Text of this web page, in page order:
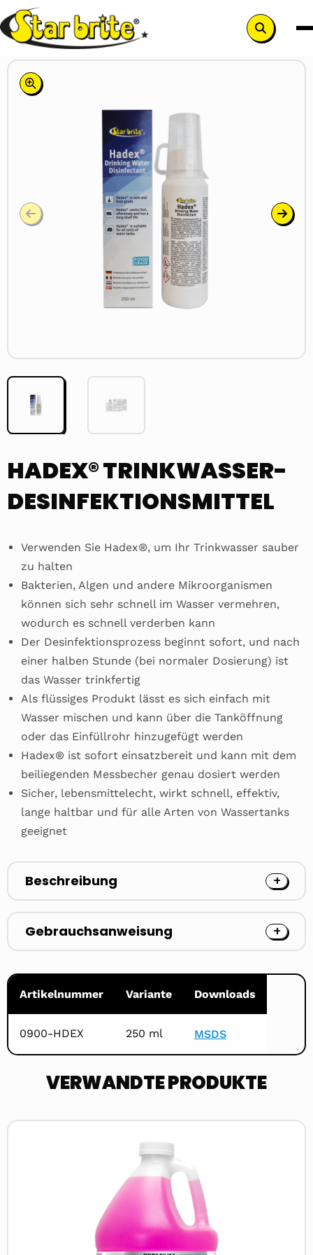
Search
button
HADEX® TRINKWASSER-
DESINFEKTIONSMITTEL
Verwenden Sie Hadex®, um Ihr Trinkwasser sauber
zu halten
Bakterien, Algen und andere Mikroorganismen
können sich sehr schnell im Wasser vermehren,
wodurch es schnell verderben kann
Der Desinfektionsprozess beginnt sofort, und nach
einer halben Stunde (bei normaler Dosierung) ist
das Wasser trinkfertig
Als flüssiges Produkt lässt es sich einfach mit
Wasser mischen und kann über die Tanköffnung
oder das Einfüllrohr hinzugefügt werden
Hadex® ist sofort einsatzbereit und kann mit dem
beiliegenden Messbecher genau dosiert werden
Sicher, lebensmittelecht, wirkt schnell, effektiv,
lange haltbar und für alle Arten von Wassertanks
geeignet
Beschreibung
Gebrauchsanweisung
Artikelnummer Variante Downloads
0900-HDEX 250 ml MSDS
VERWANDTE PRODUKTE
Read